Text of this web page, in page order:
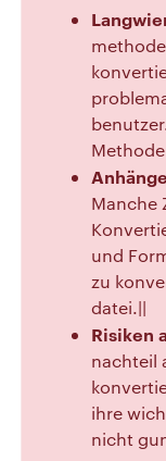
Manche
und
zu
datei.||
Risiken
nachteil
ihre
nicht